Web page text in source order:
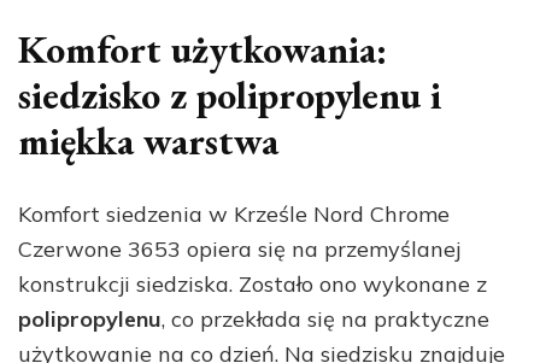
Komfort użytkowania:
siedzisko z polipropylenu i
miękka warstwa
Komfort siedzenia w Krześle Nord Chrome
Czerwone 3653 opiera się na przemyślanej
konstrukcji siedziska. Zostało ono wykonane z
polipropylenu, co przekłada się na praktyczne
użytkowanie na co dzień. Na siedzisku znajduje